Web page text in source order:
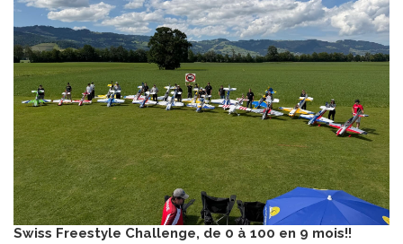
Swiss Freestyle Challenge, de 0 à 100 en 9 mois!!